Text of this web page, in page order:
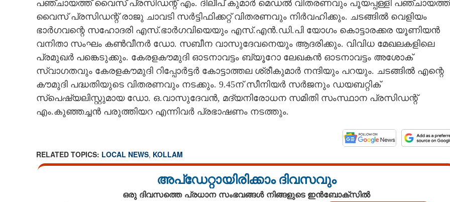
SPIRITUAL
LITERATURE
പഞ്ചായത്ത്‌ വൈസ് പ്രസിഡന്റ്‌ എം. ദിലീപ് കുമാർ മെഡൽ വിതരണവും പൂയപ്പള്ളി പഞ്ചായത്ത്‌
വൈസ് പ്രസിഡന്റ്‌ രാജു ചാവടി സർട്ടിഫിക്കറ്റ് വിതരണവും നിർവഹിക്കും. ചടങ്ങിൽ വെളിയം
ഭാർഗവന്റെ സഹോദരി എസ്.ഭാർഗവിയെയും എസ്.എൻ.ഡി.പി യോഗം കൊട്ടാരക്കര യൂണിയൻ
വനിതാ സംഘം കൺവീനർ ഡോ. സബീന വാസുദേവനെയും ആദരിക്കും. വിവിധ മേഖലകളിലെ
പ്രമുഖർ പങ്കെടുക്കും. കേരളകൗമുദി ഓടനാവട്ടം ബ്യൂറോ ലേഖകൻ ഓടനാവട്ടം അശോക്
സ്വാഗതവും കേരളകൗമുദി റിപ്പോർട്ടർ കോട്ടാത്തല ശ്രീകുമാർ നന്ദിയും പറയും. ചടങ്ങിൽ എന്റെ
കൗമുദി പദ്ധതിയുടെ വിതരണവും നടക്കും. 9.45ന് സീനിയർ സർജനും ഡയബറ്റിക്
സ്പെഷ്യലിസ്റ്റുമായ ഡോ. ഒ.വാസുദേവൻ, മദ്യനിരോധന സമിതി സംസ്ഥാന പ്രസിഡന്റ്‌
എം.കുഞ്ഞച്ചൻ പരുത്തിയറ എന്നിവർ പ്രഭാഷണം നടത്തും.
RELATED TOPICS: LOCAL NEWS, KOLLAM
അപ്ഡേറ്റായിരിക്കാം ദിവസവും
ഒരു ദിവസത്തെ പ്രധാന സംഭവങ്ങൾ നിങ്ങളുടെ ഇൻബോക്സിൽ